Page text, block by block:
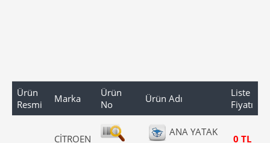
Ürün
Resmi
Marka
Ürün
No
Ürün Adı
Liste
Fiyatı
CİTROEN
ANA YATAK
0 TL